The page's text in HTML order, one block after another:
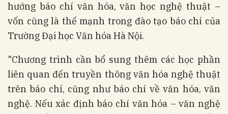
hướng báo chí văn hóa, văn học nghệ thuật –
vốn cũng là thế mạnh trong đào tạo báo chí của
Trường Đại học Văn hóa Hà Nội.
"Chương trình cần bổ sung thêm các học phần
liên quan đến truyền thông văn hóa nghệ thuật
trên báo chí, cũng như báo chí về văn hóa, văn
nghệ. Nếu xác định báo chí văn hóa – văn nghệ